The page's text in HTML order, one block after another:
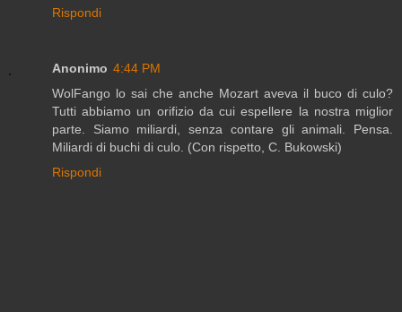
Rispondi
Anonimo 4:44 PM
WolFango lo sai che anche Mozart aveva il buco di culo?
Tutti abbiamo un orifizio da cui espellere la nostra miglior
parte. Siamo miliardi, senza contare gli animali. Pensa.
Miliardi di buchi di culo. (Con rispetto, C. Bukowski)
Rispondi